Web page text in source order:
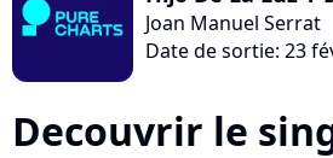
Joan Manuel Serrat
Date de sortie: 23
Decouvrir le